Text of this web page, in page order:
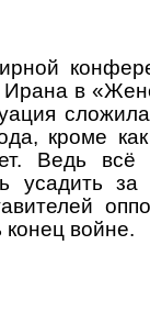
Ирана в
кроме
Ведь всё
усадить за
конец войне.